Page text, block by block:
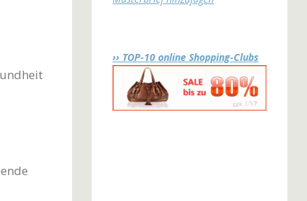
›› TOP-10 online Shopping-Clubs